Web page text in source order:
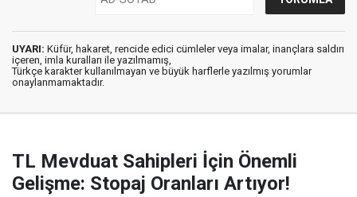
UYARI: Küfür, hakaret, rencide edici cümleler veya imalar, inançlara saldırı
içeren, imla kuralları ile yazılmamış,
Türkçe karakter kullanılmayan ve büyük harflerle yazılmış yorumlar
onaylanmamaktadır.
TL Mevduat Sahipleri İçin Önemli
Gelişme: Stopaj Oranları Artıyor!